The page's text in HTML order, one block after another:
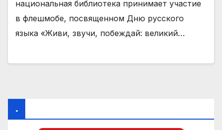
национальная библиотека принимает участие
в флешмобе, посвященном Дню русского
языка «Живи, звучи, побеждай: великий…
.